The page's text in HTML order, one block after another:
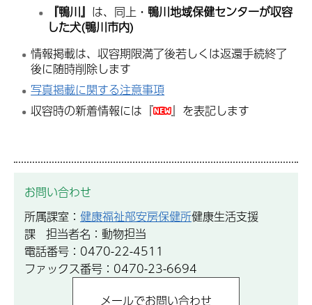
『鴨川』 は、同上・ 鴨川地域保健センターが収容
した犬(鴨川市内)
情報掲載は、収容期限満了後若しくは返還手続終了
後に随時削除します
写真掲載に関する注意事項
収容時の新着情報には『
』を表記します
お問い合わせ
所属課室： 健康福祉部安房保健所健康生活支援
課 担当者名：動物担当
電話番号：0470-22-4511
ファックス番号：0470-23-6694